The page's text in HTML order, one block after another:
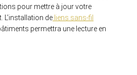
pour mettre à jour votre
L’installation de liens sans-fil
permettra une lecture en